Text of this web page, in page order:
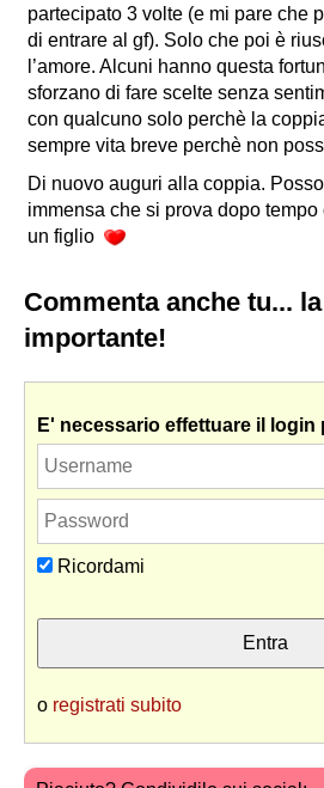
partecipato 3 volte (e mi pare che
di entrare al gf). Solo che poi è
l’amore. Alcuni hanno questa
sforzano di fare scelte senza
con qualcuno solo perchè la
sempre vita breve perchè non
Di nuovo auguri alla coppia.
immensa che si prova dopo
un figlio
Commenta anche tu...
importante!
E' necessario effettuare il login
Ricordami
o registrati subito